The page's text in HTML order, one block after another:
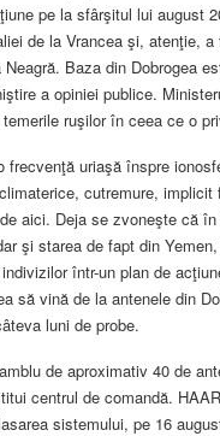
pe la sfârşitul lui august
de la Vrancea şi, atenţie,
Baza din Dobrogea
a opiniei publice.
ruşilor în ceea ce o
frecvenţă uriaşă înspre
cutremure,
aici. Deja se zvoneşte că
şi starea de fapt din
într-un plan de
să vină de la antenele din
luni de probe.
de aproximativ 40 de
centrul de comandă.
sistemului, pe 16